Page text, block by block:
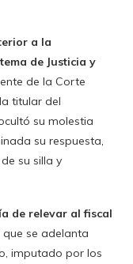
a la
de Justicia y
de la Corte
titular del
su molestia
su respuesta,
su silla y
de relevar al fiscal
que se adelanta
imputado por los